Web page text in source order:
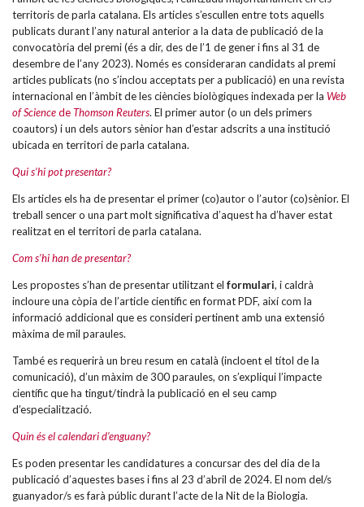
territoris de parla catalana. Els articles s’escullen entre tots aquells
publicats durant l’any natural anterior a la data de publicació de la
convocatòria del premi (és a dir, des de l’1 de gener i fins al 31 de
desembre de l’any 2023). Només es consideraran candidats al premi
articles publicats (no s’inclou acceptats per a publicació) en una revista
internacional en l’àmbit de les ciències biològiques indexada per la Web
of Science deThomson Reuters . El primer autor (o un dels primers
coautors) i un dels autors sènior han d’estar adscrits a una institució
ubicada en territori de parla catalana.
Qui s’hi pot presentar?
Els articles els ha de presentar el primer (co)autor o l’autor (co)sènior. El
treball sencer o una part molt significativa d’aquest ha d’haver estat
realitzat en el territori de parla catalana.
Com s’hi han de presentar?
Les propostes s’han de presentar utilitzant el formulari , i caldrà
incloure una còpia de l’article científic en format PDF, així com la
informació addicional que es consideri pertinent amb una extensió
màxima de mil paraules.
També es requerirà un breu resum en català (incloent el títol de la
comunicació), d’un màxim de 300 paraules, on s’expliqui l’impacte
científic que ha tingut/tindrà la publicació en el seu camp
d’especialització.
Quin és el calendari d’enguany?
Es poden presentar les candidatures a concursar des del dia de la
publicació d’aquestes bases i fins al 23 d’abril de 2024. El nom del/s
guanyador/s es farà públic durant l’acte de la Nit de la Biologia.